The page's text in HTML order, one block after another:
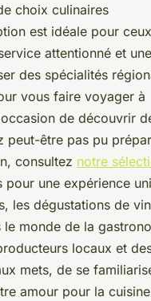
choix culinaires
est idéale pour
attentionné et une
des spécialités
vous faire voyager à
de découvrir
peut-être pas pu
consultez notre
pour une expérience
les dégustations de
monde de la
locaux et
mets, de se
amour pour la